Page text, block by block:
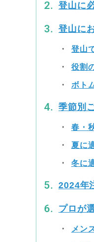
登山に
登山に
登山
役割
ボト
季節別
春・
夏に
冬に
2024年
プロが
メン